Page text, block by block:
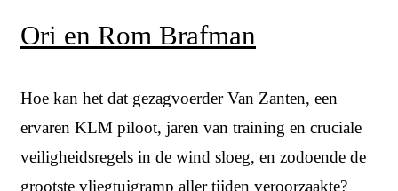
Ori en Rom Brafman
Hoe kan het dat gezagvoerder Van Zanten, een
ervaren KLM piloot, jaren van training en cruciale
veiligheidsregels in de wind sloeg, en zodoende de
grootste vliegtuigramp aller tijden veroorzaakte?